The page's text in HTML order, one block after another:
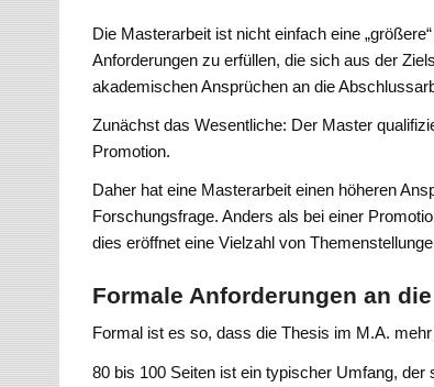
Die Masterarbeit ist nicht einfach eine
Anforderungen zu erfüllen, die sich aus der
akademischen Ansprüchen an die
Zunächst das Wesentliche: Der Master
Promotion.
Daher hat eine Masterarbeit einen höheren
Forschungsfrage. Anders als bei einer
dies eröffnet eine Vielzahl von
Formale Anforderungen an
Formal ist es so, dass die Thesis im M.A.
80 bis 100 Seiten ist ein typischer Umfang,